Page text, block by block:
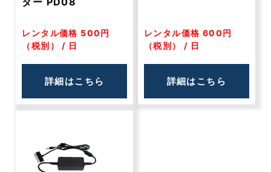
レンタル価格 500円
（税別） / 日
詳細はこちら
レンタル価格 600円
（税別） / 日
詳細はこちら